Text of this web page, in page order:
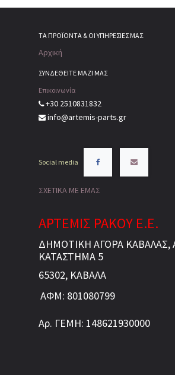
ΤΑ ΠΡΟΪΌΝΤΑ & ΟΙ ΥΠΗΡΕΣΊΕΣ ΜΑΣ
Αρχική
ΣΥΝΔΕΘΕΙΤΕ ΜΑΖΙ ΜΑΣ
Επικοινωνία
+30 2510831832
info@artemis-parts.gr
Social media
ΣΧΕΤΙΚΑ ΜΕ ΕΜΑΣ
ΑΡΤΕΜΙΣ ΡΑΚΟΥ Ε.Ε.
ΔΗΜΟΤΙΚΗ ΑΓΟΡΑ ΚΑΒΑΛΑΣ,
ΚΑΤΑΣΤΗΜΑ 5
65302, ΚΑΒΑΛΑ
ΑΦΜ: 801080799
Αρ. ΓΕΜΗ: 148621930000